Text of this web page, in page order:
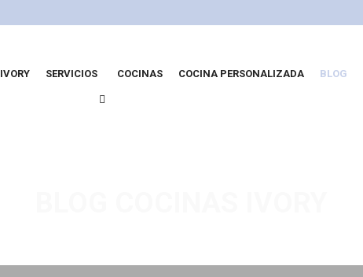
IVORY SERVICIOS COCINAS COCINA PERSONALIZADA BLOG